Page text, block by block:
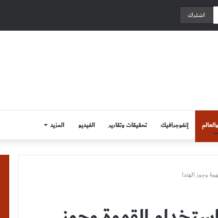
إنفوجرافيك تحقيقات وتقارير الفيديو المزيد
وجوز الهند!